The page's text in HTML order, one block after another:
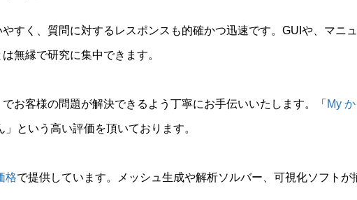
すく、質問に対するレスポンスも的確かつ迅速です。GUIや、マニ
無縁で研究に集中できます。
お客様の問題が解決できるよう丁寧にお手伝いいたします。「 My
という高い評価を頂いております。
格で提供しています。メッシュ生成や解析ソルバー、可視化ソフト